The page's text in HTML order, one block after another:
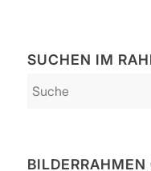
SUCHEN IM
BILDERRAHMEN